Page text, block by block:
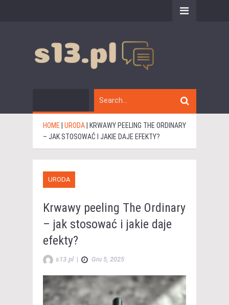
HOME URODA
KRWAWY PEELING THE ORDINARY
– JAK STOSOWAĆ I JAKIE DAJE EFEKTY?
URODA
Krwawy peeling The Ordinary
– jak stosować i jakie daje
efekty?
s13.pl | Gru 5, 2025